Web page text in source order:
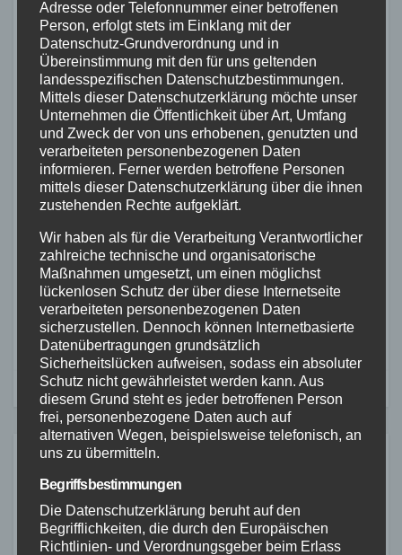
Fotos: Feuerwehr VG Dierdorf
Beitragsnavigation
Montabaur:
Verkehrsunfall auf B49
mit schwerverletzter 25-
jähriger Fahrerin
Brennender
Güterzug in
Rheinbrohl
ALTENKIRCHEN FEUERWEHR POLIZEI
Adresse oder Telefonnummer einer betroffenen
Person, erfolgt stets im Einklang mit der
Datenschutz-Grundverordnung und in
Übereinstimmung mit den für uns geltenden
landesspezifischen Datenschutzbestimmungen.
Mittels dieser Datenschutzerklärung möchte unser
Unternehmen die Öffentlichkeit über Art, Umfang
und Zweck der von uns erhobenen, genutzten und
verarbeiteten personenbezogenen Daten
informieren. Ferner werden betroffene Personen
mittels dieser Datenschutzerklärung über die ihnen
zustehenden Rechte aufgeklärt.
Wir haben als für die Verarbeitung Verantwortlicher
zahlreiche technische und organisatorische
Maßnahmen umgesetzt, um einen möglichst
lückenlosen Schutz der über diese Internetseite
verarbeiteten personenbezogenen Daten
sicherzustellen. Dennoch können Internetbasierte
Datenübertragungen grundsätzlich
Sicherheitslücken aufweisen, sodass ein absoluter
Schutz nicht gewährleistet werden kann. Aus
diesem Grund steht es jeder betroffenen Person
frei, personenbezogene Daten auch auf
alternativen Wegen, beispielsweise telefonisch, an
uns zu übermitteln.
Begriffsbestimmungen
Die Datenschutzerklärung beruht auf den
Begrifflichkeiten, die durch den Europäischen
Richtlinien- und Verordnungsgeber beim Erlass